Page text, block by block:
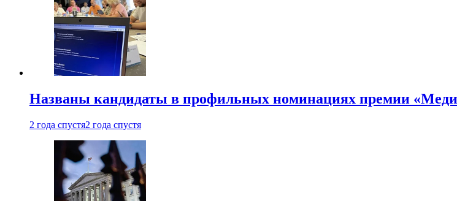
Названы кандидаты в профильных номинациях премии
2 года спустя2 года спустя